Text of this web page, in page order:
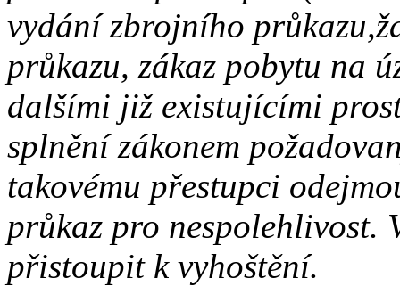
vydání zbrojního
průkazu, zákaz pobytu na
dalšími již existujícími
splnění zákonem
takovému přestupci
průkaz pro nespolehlivost.
přistoupit k vyhoštění.